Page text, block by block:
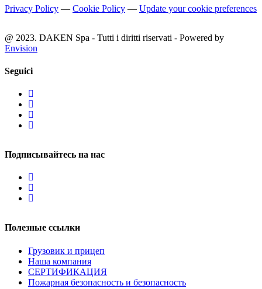
Privacy Policy — Cookie Policy — Update your cookie preferences
@ 2023. DAKEN Spa - Tutti i diritti riservati - Powered by
Envision
Seguici
Подписывайтесь на нас
Полезные ссылки
Грузовик и прицеп
Наша компания
СЕРТИФИКАЦИЯ
Пожарная безопасность и безопасность